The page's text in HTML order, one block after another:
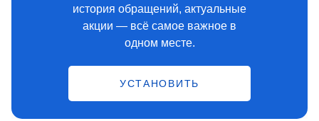
история обращений, актуальные
акции — всё самое важное в
одном месте.
УСТАНОВИТЬ